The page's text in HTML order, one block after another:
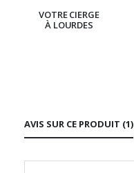
VOTRE CIERGE
À LOURDES
AVIS SUR CE PRODUIT (1)